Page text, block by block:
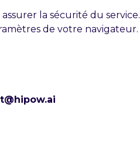
la sécurité du service.
de votre navigateur.